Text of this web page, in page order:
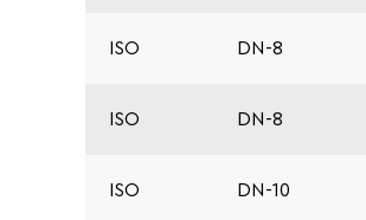
ISO DN-8
ISO DN-8
ISO DN-10